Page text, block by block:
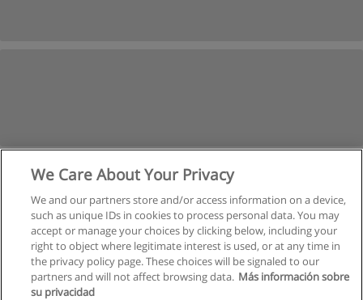
We Care About Your Privacy
We and our partners store and/or access information on a device,
such as unique IDs in cookies to process personal data. You may
accept or manage your choices by clicking below, including your
right to object where legitimate interest is used, or at any time in
the privacy policy page. These choices will be signaled to our
partners and will not affect browsing data. Más información sobre
su privacidad